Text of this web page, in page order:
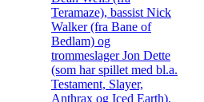
Teramaze), bassist Nick
Walker (fra Bane of
Bedlam) og
trommeslager Jon Dette
(som har spillet med bl.a.
Testament, Slayer,
Anthrax og Iced Earth).